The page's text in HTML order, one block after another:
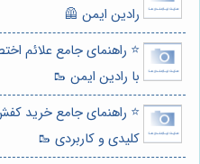
رادین ایمن 🦺
⭐️ راهنمای جامع علائم
با رادین ایمن 🥾
⭐️ راهنمای جامع خرید
کلیدی و کاربردی 🥾